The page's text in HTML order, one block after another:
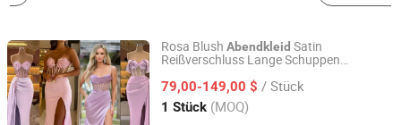
Rosa Blush Abendkleid Satin
Reißverschluss Lange Schuppen
79,00-149,00 $ / Stück
1 Stück (MOQ)
Suzhou Leader Apparel Co., Ltd.
Jiangsu, China Seit 2013